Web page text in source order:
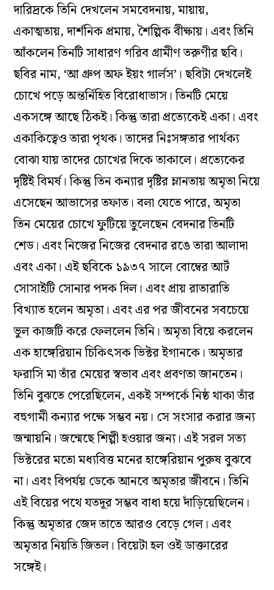
দারিদ্রকে তিনি দেখলেন সমবেদনায়, মায়ায়,
একাত্মতায়, দার্শনিক প্রমায়, শৈল্পিক বীক্ষায়। এবং তিনি
আঁকলেন তিনটি সাধারণ গরিব গ্রামীণ তরুণীর ছবি।
ছবির নাম, ‘আ গ্রুপ অফ ইয়ং গার্লস’। ছবিটা দেখলেই
চোখে পড়ে অন্তর্নিহিত বিরোধাভাস। তিনটি মেয়ে
একসঙ্গে আছে ঠিকই। কিন্তু তারা প্রত্যেকেই একা। এবং
একাকিত্বেও তারা পৃথক। তাদের নিঃসঙ্গতার পার্থক্য
বোঝা যায় তাদের চোখের দিকে তাকালে। প্রত্যেকের
দৃষ্টিই বিমর্ষ। কিন্তু তিন কন্যার দৃষ্টির ম্লানতায় অমৃতা নিয়ে
এসেছেন আভাসের তফাত। বলা যেতে পারে, অমৃতা
তিন মেয়ের চোখে ফুটিয়ে তুলেছেন বেদনার তিনটি
শেড। এবং নিজের নিজের বেদনার রঙে তারা আলাদা
এবং একা। এই ছবিকে ১৯৩৭ সালে বোম্বের আর্ট
সোসাইটি সোনার পদক দিল। এবং প্রায় রাতারাতি
বিখ্যাত হলেন অমৃতা। এবং এর পর জীবনের সবচেয়ে
ভুল কাজটি করে ফেললেন তিনি। অমৃতা বিয়ে করলেন
এক হাঙ্গেরিয়ান চিকিৎসক ভিক্টর ইগানকে। অমৃতার
ফরাসি মা তাঁর মেয়ের স্বভাব এবং প্রবণতা জানতেন।
তিনি বুঝতে পেরেছিলেন, একই সম্পর্কে নিষ্ঠ থাকা তাঁর
বহুগামী কন্যার পক্ষে সম্ভব নয়। সে সংসার করার জন্য
জন্মায়নি। জন্মেছে শিল্পী হওয়ার জন্য। এই সরল সত্য
ভিক্টরের মতো মধ্যবিত্ত মনের হাঙ্গেরিয়ান পুরুষ বুঝবে
না। এবং বিপর্যয় ডেকে আনবে অমৃতার জীবনে। তিনি
এই বিয়ের পথে যতদূর সম্ভব বাধা হয়ে দাঁড়িয়েছিলেন।
কিন্তু অমৃতার জেদ তাতে আরও বেড়ে গেল। এবং
অমৃতার নিয়তি জিতল। বিয়েটা হল ওই ডাক্তারের
সঙ্গেই।